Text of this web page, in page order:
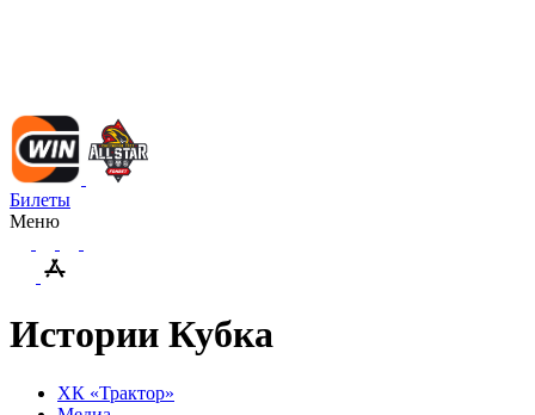
Билеты
Меню
Истории Кубка
ХК «Трактор»